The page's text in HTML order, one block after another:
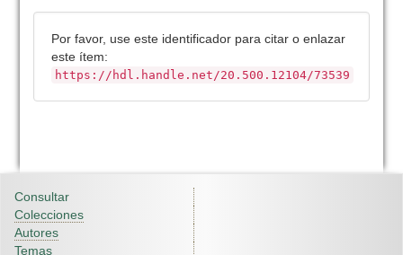
Por favor, use este identificador para citar o enlazar
este ítem:
https://hdl.handle.net/20.500.12104/73539
Consultar
Colecciones
Autores
Temas